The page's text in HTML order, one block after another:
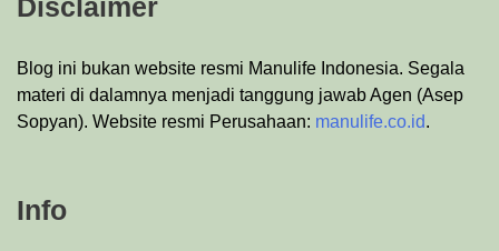
Blog ini bukan website resmi Manulife Indonesia. Segala
materi di dalamnya menjadi tanggung jawab Agen (Asep
Sopyan). Website resmi Perusahaan: manulife.co.id.
Info